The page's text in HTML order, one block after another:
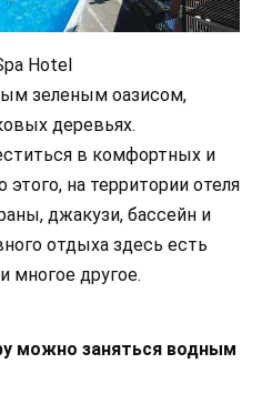
Hotel
зеленым оазисом,
деревьях.
в комфортных и
на территории отеля
джакузи, бассейн и
отдыха здесь есть
многое другое.
можно заняться водным